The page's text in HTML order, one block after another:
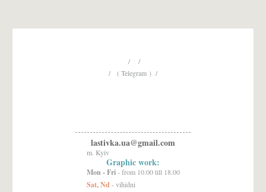
/ /
/ ( Telegram ) /
lastivka.ua@gmail.com
m. Kyiv
Graphic work:
Mon - Fri- from 10.00 till 18.00
Sat, Nd - vihidni